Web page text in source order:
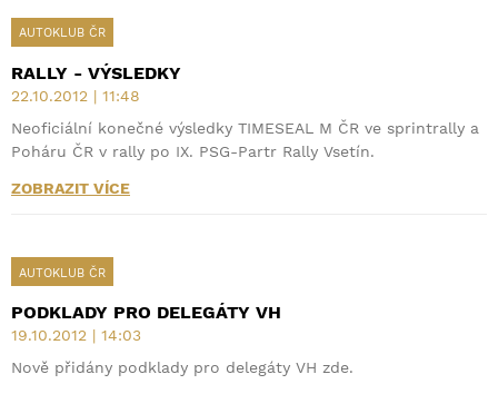
AUTOKLUB ČR
RALLY - VÝSLEDKY
22.10.2012 | 11:48
Neoficiální konečné výsledky TIMESEAL M ČR ve sprintrally a
Poháru ČR v rally po IX. PSG-Partr Rally Vsetín.
ZOBRAZIT VÍCE
AUTOKLUB ČR
PODKLADY PRO DELEGÁTY VH
19.10.2012 | 14:03
Nově přidány podklady pro delegáty VH zde.